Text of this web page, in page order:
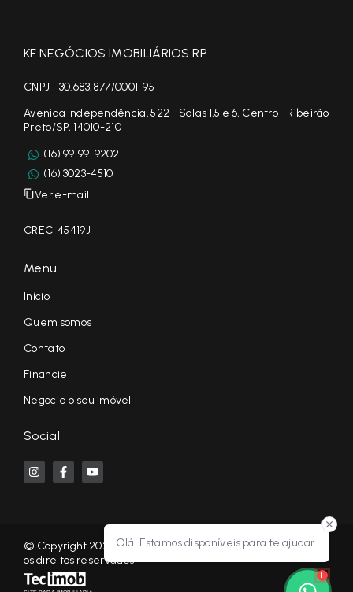
Olá! Estamos disponíveis para te ajudar.
1
KF NEGÓCIOS IMOBILIÁRIOS RP
CNPJ - 30.683.877/0001-95
Avenida Independência, 522 - Salas 1,5 e 6, Centro - Ribeirão
Preto/SP, 14010-210
(16) 99199-9202
(16) 3023-4510
Ver e-mail
CRECI 45419J
Menu
Início
Quem somos
Contato
Financie
Negocie o seu imóvel
Social
© Copyright 2026 - KF NEGÓCIOS IMOBILIÁRIOS RP - Todos
os direitos reservados